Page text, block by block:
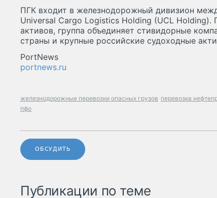
ПГК входит в железнодорожный дивизион
Universal Cargo Logistics Holding (UCL
активов, группа объединяет стивидорные
страны и крупные российские судоходные
PortNews
portnews.ru
железнодорожные перевозки опасных грузов перевозка
пфо
ОБСУДИТЬ
Публикации по теме